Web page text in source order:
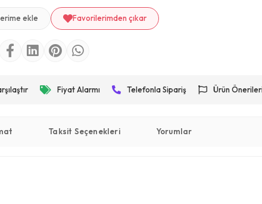
ekle Favorilerimden çıkar
Fiyat Alarmı Telefonla Sipariş Ürün
Taksit Seçenekleri Yorumlar